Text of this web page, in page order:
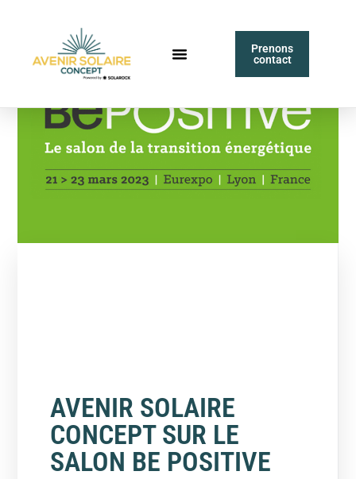
Prenons
contact
AVENIR SOLAIRE
CONCEPT SUR LE
SALON BE POSITIVE